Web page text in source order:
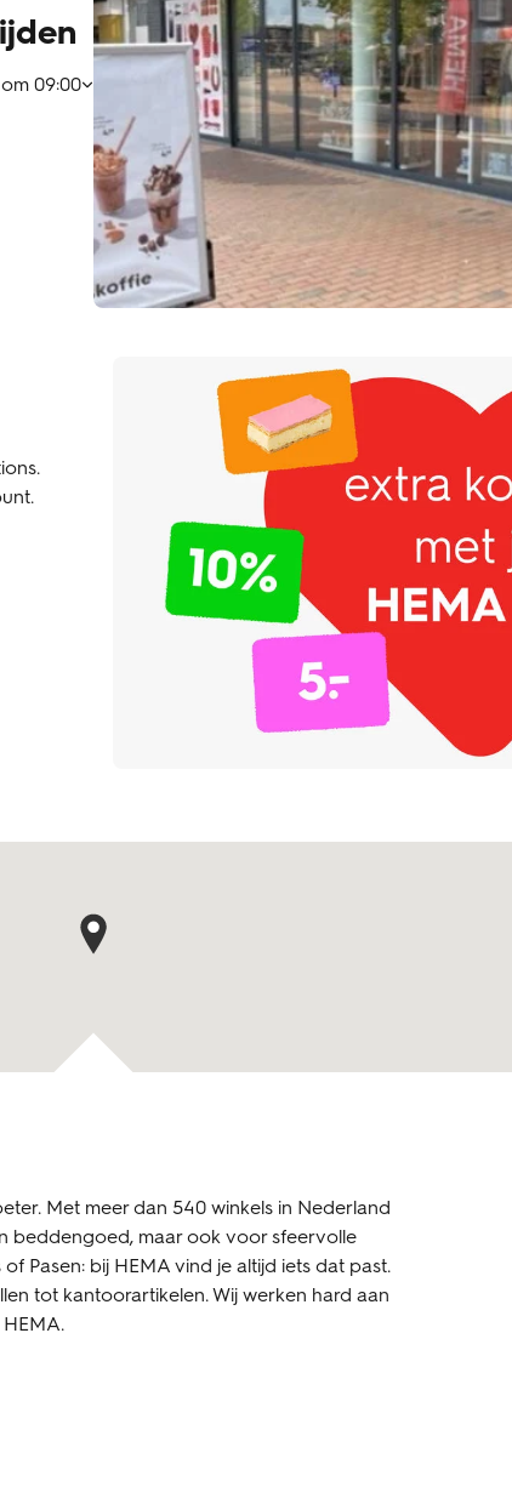
09:00
Kaartpin
Met meer dan 540 winkels in Nederland
beddengoed, maar ook voor sfeervolle
Pasen: bij HEMA vind je altijd iets dat past.
tot kantoorartikelen. Wij werken hard aan